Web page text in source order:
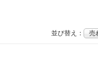
並び替え：